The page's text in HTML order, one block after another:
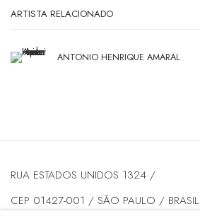
ARTISTA RELACIONADO
ANTONIO HENRIQUE AMARAL
RUA ESTADOS UNIDOS 1324 /
CEP 01427-001 / SÃO PAULO / BRASIL